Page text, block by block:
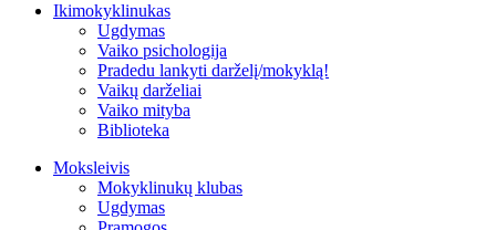
Ikimokyklinukas
Ugdymas
Vaiko psichologija
Pradedu lankyti darželį/mokyklą!
Vaikų darželiai
Vaiko mityba
Biblioteka
Moksleivis
Mokyklinukų klubas
Ugdymas